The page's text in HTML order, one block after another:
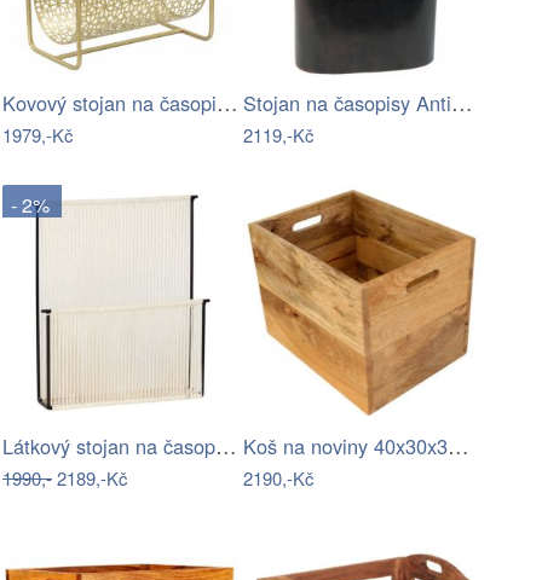
Kovový stojan na časopisy ve zlaté…
1979,-Kč
Stojan na časopisy Antic Line Handle
2119,-Kč
- 2%
Látkový stojan na časopisy String –…
1990,-2189,-Kč
Koš na noviny 40x30x30 Gita z masivu…
2190,-Kč